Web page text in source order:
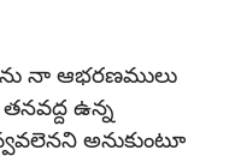
నా ఆభరణములు
ఉన్న
అనుకుంటూ